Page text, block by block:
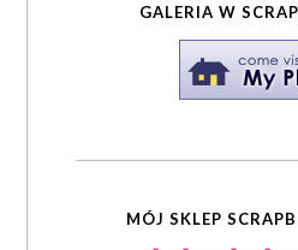
GALERIA W
MÓJ SKLEP